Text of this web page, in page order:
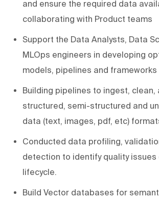
and ensure the required data
collaborating with Product teams
Support the Data Analysts, Data
MLOps engineers in developing
models, pipelines and frameworks
Building pipelines to ingest, clean,
structured, semi-structured and
data (text, images, pdf, etc)
Conducted data profiling,
detection to identify quality issues
lifecycle.
Build Vector databases for